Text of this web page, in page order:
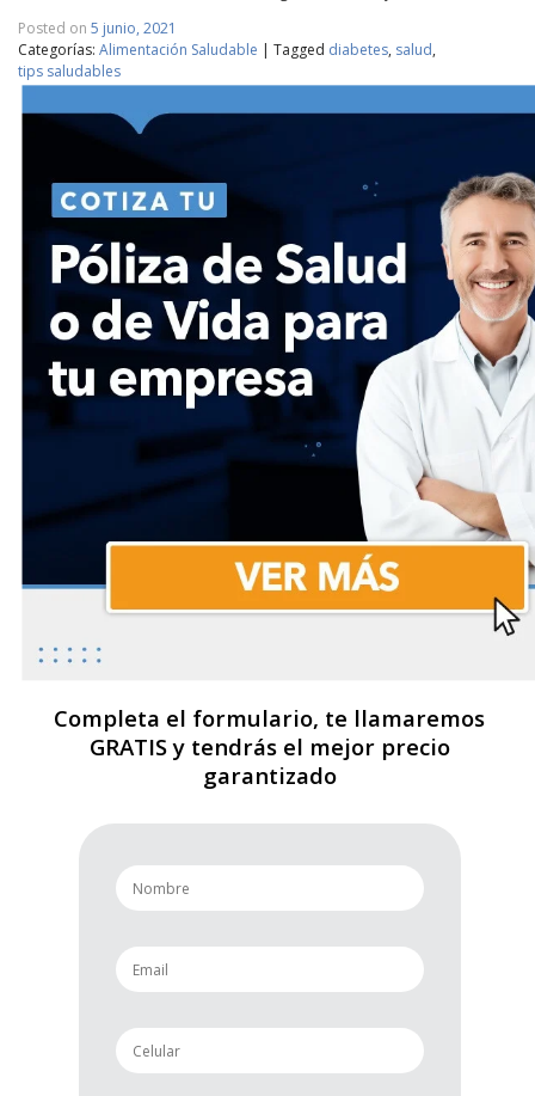
Posted on 5 junio, 2021
Categorías: Alimentación Saludable | Tagged diabetes, salud,
tips saludables
Completa el formulario, te llamaremos
GRATIS y tendrás el mejor precio
garantizado
n
a
e
*
e
m
l
*
p
h